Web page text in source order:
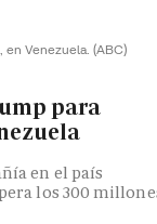
en Venezuela. (ABC)
para
en el país
los 300